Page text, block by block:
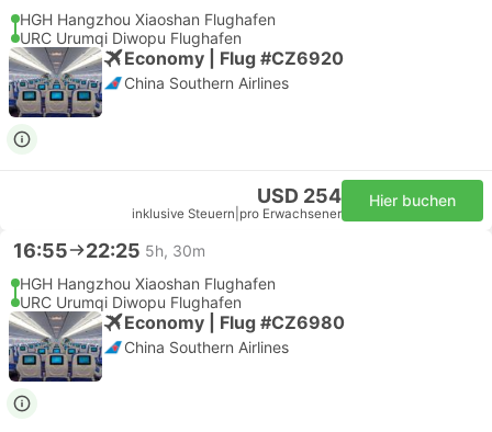
HGH Hangzhou Xiaoshan Flughafen
URC Urumqi Diwopu Flughafen
Economy | Flug #CZ6920
China Southern Airlines
USD 254
inklusive Steuern pro Erwachsener
Hier buchen
16:55 22:25 5h, 30m
HGH Hangzhou Xiaoshan Flughafen
URC Urumqi Diwopu Flughafen
Economy | Flug #CZ6980
China Southern Airlines